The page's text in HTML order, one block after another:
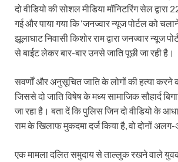
दो वीडियो की सोशल मीडिया मॉनिटरिंग सेल
गई और पाया गया कि ‘जनज्वार न्यूज पोर्टल को
झूलाघाट निवासी किशोर राम द्वारा जनज्वार न्यूज
से बाईट लेकर बार-बार उनसे जाति पूछी जा रही है।
सवर्णों और अनुसूचित जाति के लोगों की हत्या करने
जिससे दो जाति विषेष के मध्य सामाजिक सौहार्द
जा रहा है। बता दें कि पुलिस जिन दो वीडियो के
राम के खिलाफ मुकदमा दर्ज किया है, वो दोनों
एक मामला दलित समुदाय से ताल्लुक रखने वाले